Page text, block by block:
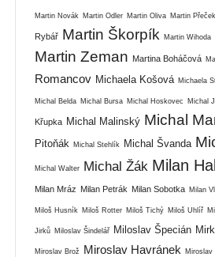
Martin Novák Martin Odler Martin Oliva Martin Přeček
Rybář Martin Škorpík Martin Wihoda
Martin Zeman Martina Boháčová
Romancov Michaela Košová Michaela
Michal Belda Michal Bursa Michal Hoskovec Michal
Křupka Michal Malinský Michal
Pitoňák
Michal Stehlík Michal Švanda
Michal Walter Michal Žák Milan
Milan Mráz Milan Petrák Milan Sobotka Milan
Miloš Husník Miloš Rotter Miloš Tichý Miloš Uhlíř
Jirků Miloslav Šindelář Miloslav Špecián
Miroslav Brož Miroslav Havránek Miroslav